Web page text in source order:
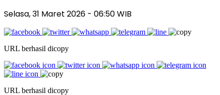
Selasa, 31 Maret 2026 - 06:50 WIB
URL berhasil dicopy
URL berhasil dicopy